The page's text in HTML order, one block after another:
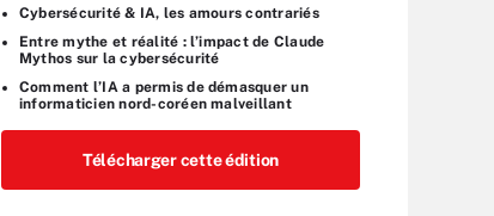
Cybersécurité & IA, les amours contrariés
Entre mythe et réalité : l’impact de Claude
Mythos sur la cybersécurité
Comment l’IA a permis de démasquer un
informaticien nord-coréen malveillant
Télécharger cette édition